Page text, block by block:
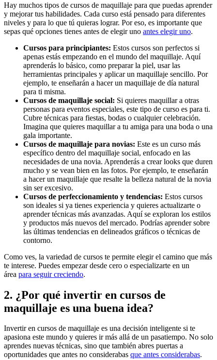
Hay muchos tipos de cursos de maquillaje para que puedas aprender
y mejorar tus habilidades. Cada curso está pensado para diferentes
niveles y para lo que tú quieras lograr. Por eso, es importante que
sepas qué opciones tienes antes de elegir uno antes elegir uno.
Cursos para principiantes: Estos cursos son perfectos si
apenas estás empezando en el mundo del maquillaje. Aquí
aprenderás lo básico, como preparar la piel, usar las
herramientas principales y aplicar un maquillaje sencillo. Por
ejemplo, te enseñarán a hacer un maquillaje de día natural
para ti misma.
Cursos de maquillaje social: Si quieres maquillar a otras
personas para eventos especiales, este tipo de curso es para ti.
Cubre técnicas para fiestas, bodas o cualquier celebración.
Imagina que quieres maquillar a tu amiga para una boda o una
gala importante.
Cursos de maquillaje para novias: Este es un curso más
específico dentro del maquillaje social, enfocado en las
necesidades de una novia. Aprenderás a crear looks que duren
mucho y se vean bien en las fotos. Por ejemplo, te enseñarán
a hacer un maquillaje que resalte la belleza natural de la novia
sin ser excesivo.
Cursos de perfeccionamiento y tendencias: Estos cursos
son ideales si ya tienes experiencia y quieres actualizarte o
aprender técnicas más avanzadas. Aquí se exploran los estilos
y productos más nuevos del mercado. Podrías aprender sobre
las últimas tendencias en delineados gráficos o técnicas de
contorno.
Como ves, la variedad de cursos te permite elegir el camino que más
te interese. Puedes empezar desde cero o especializarte en un
área para seguir creciendo.
2. ¿Por qué invertir en cursos de
maquillaje es una buena idea?
Invertir en cursos de maquillaje es una decisión inteligente si te
apasiona este mundo y quieres ir más allá de un pasatiempo. No solo
aprendes nuevas técnicas, sino que también abres puertas a
oportunidades que antes no considerabas que antes considerabas.